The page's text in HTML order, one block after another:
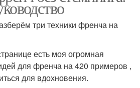
три техники френча на
есть моя огромная
для френча на 420 примеров ,
для вдохновения.